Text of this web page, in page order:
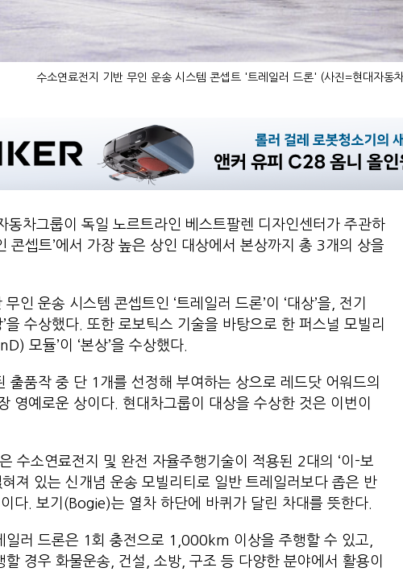
수소연료전지 기반 무인 운송 시스템 콘셉트 '트레일러 드론' (사진=현대자동
동차그룹이 독일 노르트라인 베스트팔렌 디자인센터가 주관하
콘셉트’에서 가장 높은 상인 대상에서 본상까지 총 3개의 상을
인 운송 시스템 콘셉트인 ‘트레일러 드론’이 ‘대상’을, 전기
’을 수상했다. 또한 로보틱스 기술을 바탕으로 한 퍼스널 모빌리
모듈’이 ‘본상’을 수상했다.
출품작 중 단 1개를 선정해 부여하는 상으로 레드닷 어워드의
영예로운 상이다. 현대차그룹이 대상을 수상한 것은 이번이
수소연료전지 및 완전 자율주행기술이 적용된 2대의 ‘이-보
져 있는 신개념 운송 모빌리티로 일반 트레일러보다 좁은 반
다. 보기(Bogie)는 열차 하단에 바퀴가 달린 차대를 뜻한다.
일러 드론은 1회 충전으로 1,000km 이상을 주행할 수 있고,
경우 화물운송, 건설, 소방, 구조 등 다양한 분야에서 활용이